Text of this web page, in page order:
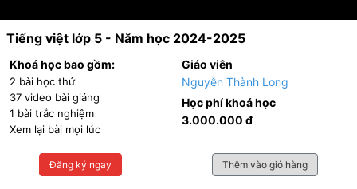
Tiếng việt lớp 5 - Năm học 2024-2025
Khoá học bao gồm:
2 bài học thử
37 video bài giảng
1 bài trắc nghiệm
Xem lại bài mọi lúc
Giáo viên
Nguyễn Thành Long
Học phí khoá học
3.000.000 đ
Đăng ký ngay Thêm vào giỏ hàng